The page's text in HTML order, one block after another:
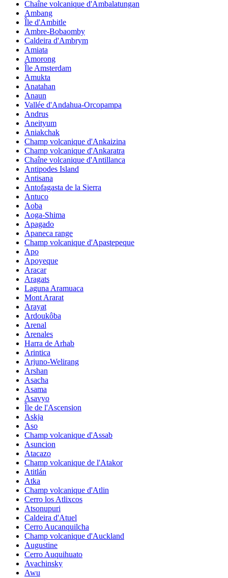
Chaîne volcanique d'Ambalatungan
Ambang
Île d'Ambitle
Ambre-Bobaomby
Caldeira d'Ambrym
Amiata
Amorong
Île Amsterdam
Amukta
Anatahan
Anaun
Vallée d'Andahua-Orcopampa
Andrus
Aneityum
Aniakchak
Champ volcanique d'Ankaizina
Champ volcanique d'Ankaratra
Chaîne volcanique d'Antillanca
Antipodes Island
Antisana
Antofagasta de la Sierra
Antuco
Aoba
Aoga-Shima
Apagado
Apaneca range
Champ volcanique d'Apastepeque
Apo
Apoyeque
Aracar
Aragats
Laguna Aramuaca
Mont Ararat
Arayat
Ardoukôba
Arenal
Arenales
Harra de Arhab
Arintica
Arjuno-Welirang
Arshan
Asacha
Asama
Asavyo
Île de l'Ascension
Askja
Aso
Champ volcanique d'Assab
Asuncion
Atacazo
Champ volcanique de l'Atakor
Atitlán
Atka
Champ volcanique d'Atlin
Cerro los Atlixcos
Atsonupuri
Caldeira d'Atuel
Cerro Aucanquilcha
Champ volcanique d'Auckland
Augustine
Cerro Auquihuato
Avachinsky
Awu